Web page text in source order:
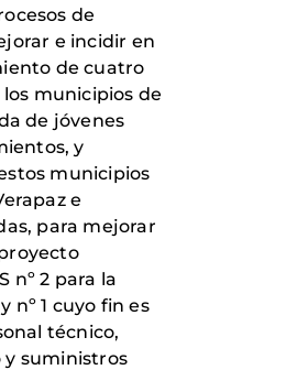
de
e incidir en
de cuatro
municipios de
de jóvenes
y
municipios
e
para mejorar
nº 2 para la
1 cuyo fin es
técnico,
y suministros